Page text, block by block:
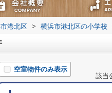
港北区 > 横浜市港北区の小学校
空室物件のみ表示
該当